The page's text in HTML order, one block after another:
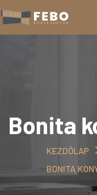
Bonita
KEZDŐLAP
BONITA